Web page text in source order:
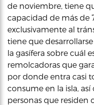
de noviembre, tiene
capacidad de más de
exclusivamente al
tiene que
la gasífera sobre cuál
remolcadoras que
por donde entra casi
consume en la isla,
personas que residen